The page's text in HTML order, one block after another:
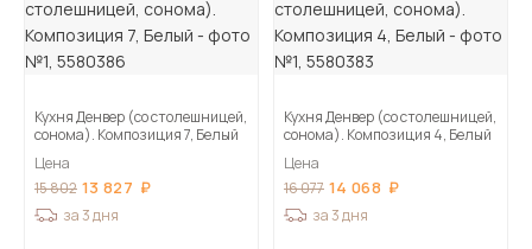
Кухня Денвер (со столешницей,
сонома). Композиция 7, Белый
Цена
15 802 13 827
за 3 дня
Кухня Денвер (со столешницей,
сонома). Композиция 4, Белый
Цена
16 077 14 068
за 3 дня